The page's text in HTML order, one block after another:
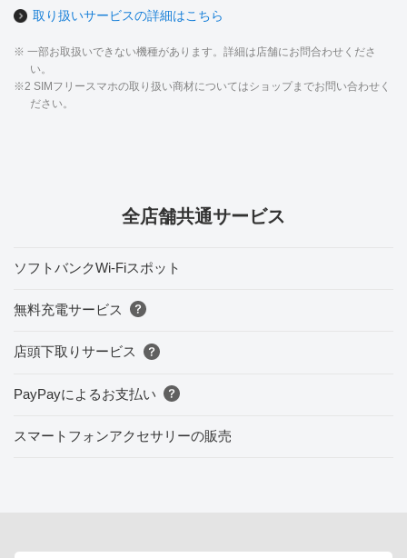
取り扱いサービスの詳細はこちら
※ 一部お取扱いできない機種があります。詳細は店舗にお問合わせくださ
い。
※2 SIMフリースマホの取り扱い商材についてはショップまでお問い合わせく
ださい。
全店舗共通サービス
ソフトバンクWi-Fiスポット
無料充電サービス
店頭下取りサービス
PayPayによるお支払い
スマートフォンアクセサリーの販売